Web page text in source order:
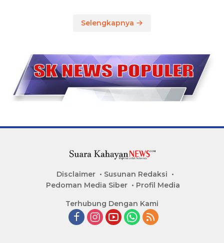
Selengkapnya
Disclaimer
Susunan Redaksi
Pedoman Media Siber
Profil Media
Terhubung Dengan Kami